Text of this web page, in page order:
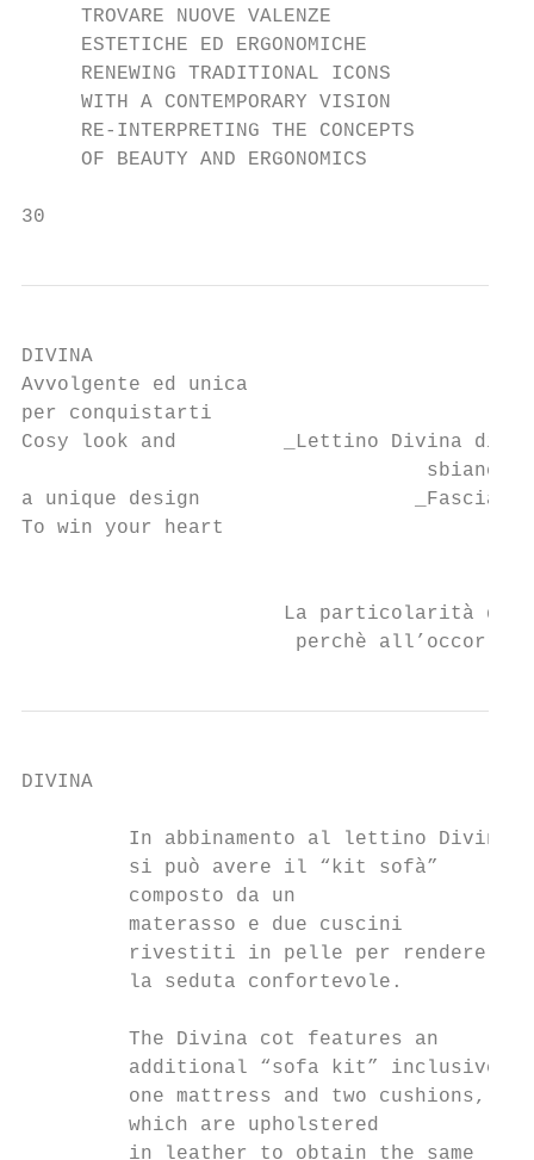
     TROVARE NUOVE VALENZE
     ESTETICHE ED ERGONOMICHE
     RENEWING TRADITIONAL ICONS
     WITH A CONTEMPORARY VISION
     RE-INTERPRETING THE CONCEPTS
     OF BEAUTY AND ERGONOMICS
30
DIVINA
Avvolgente ed unica
per conquistarti
Cosy look and         _Lettino Divina
a unique design
To win your heart
La particolarità di
perchè
DIVINA
         In abbinamento al lettino Divina
         si può avere il “kit sofà”
         composto da un
         materasso e due cuscini
         rivestiti in pelle per rendere
         la seduta confortevole.
         The Divina cot features an
         additional “sofa kit” inclusive of
         one mattress and two cushions,
         which are upholstered
         in leather to obtain the same